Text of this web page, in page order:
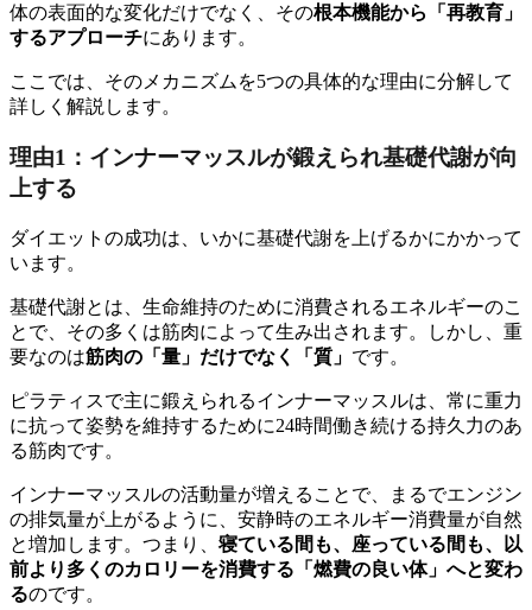
体の表面的な変化だけでなく、その根本機能から「再教育」
するアプローチにあります。
ここでは、そのメカニズムを5つの具体的な理由に分解して
詳しく解説します。
理由1：インナーマッスルが鍛えられ基礎代謝が向
上する
ダイエットの成功は、いかに基礎代謝を上げるかにかかって
います。
基礎代謝とは、生命維持のために消費されるエネルギーのこ
とで、その多くは筋肉によって生み出されます。しかし、重
要なのは筋肉の「量」だけでなく「質」 です。
ピラティスで主に鍛えられるインナーマッスルは、常に重力
に抗って姿勢を維持するために24時間働き続ける持久力のあ
る筋肉です。
インナーマッスルの活動量が増えることで、まるでエンジン
の排気量が上がるように、安静時のエネルギー消費量が自然
と増加します。つまり、 寝ている間も、座っている間も、以
前より多くのカロリーを消費する「燃費の良い体」へと変わ
るのです。